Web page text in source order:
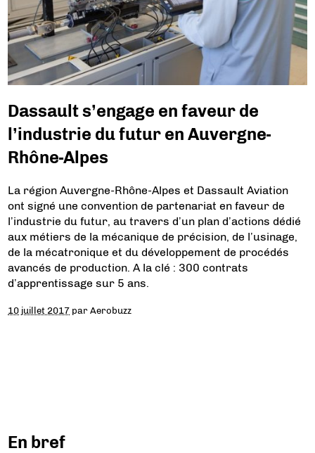
Dassault s’engage en faveur de
l’industrie du futur en Auvergne-
Rhône-Alpes
La région Auvergne-Rhône-Alpes et Dassault Aviation
ont signé une convention de partenariat en faveur de
l’industrie du futur, au travers d’un plan d’actions dédié
aux métiers de la mécanique de précision, de l’usinage,
de la mécatronique et du développement de procédés
avancés de production. A la clé : 300 contrats
d’apprentissage sur 5 ans.
10 juillet 2017 parAerobuzz
En bref